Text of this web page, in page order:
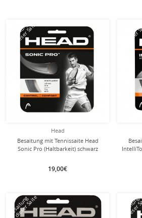
Head
Besaitung mit Tennissaite Head
Sonic Pro (Haltbarkeit) schwarz
19,00€
Besaitung
mit dieser Saite Besaitung
mit
Besaitung
mit dieser Saite Besaitung
mit